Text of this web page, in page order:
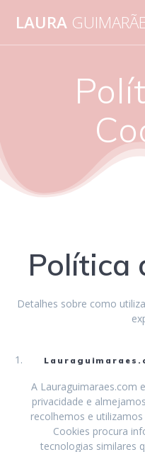
LAURA
Política
Detalhes sobre como
A Lauraguimaraes.com
privacidade e
recolhemos e
Cookies procura
tecnologias similares